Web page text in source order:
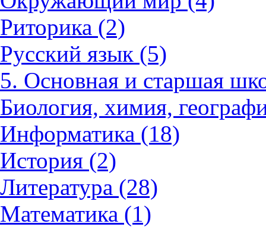
Риторика (2)
Русский язык (5)
5. Основная и старшая
Биология, химия,
Информатика (18)
История (2)
Литература (28)
Математика (1)